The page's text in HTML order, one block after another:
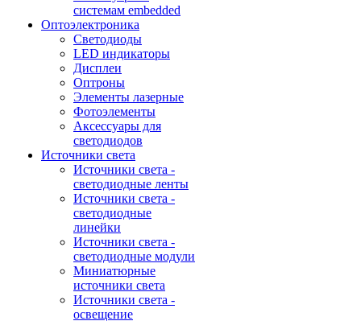
системам embedded
Oптоэлектроника
Светодиоды
LED индикаторы
Дисплеи
Оптроны
Элементы лазерные
Фотоэлементы
Аксессуары для
светодиодов
Источники света
Источники света -
светодиодные ленты
Источники света -
светодиодные
линейки
Источники света -
светодиодные модули
Миниатюрные
источники света
Источники света -
освещение